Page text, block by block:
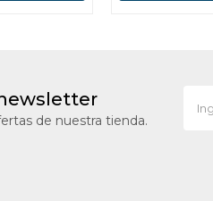
de nuestra tienda.